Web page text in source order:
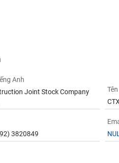
Anh
Joint Stock Company
3820849